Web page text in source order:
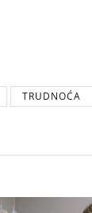
TRUDNOĆA